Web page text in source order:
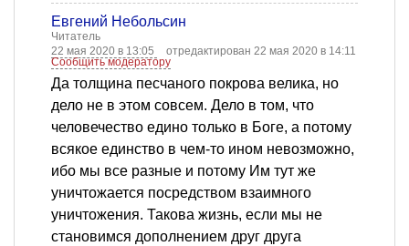
Евгений Небольсин
Читатель
22 мая 2020 в 13:05
отредактирован 22 мая 2020 в 14:11
Сообщить модератору
Да толщина песчаного покрова велика, но
дело не в этом совсем. Дело в том, что
человечество едино только в Боге, а потому
всякое единство в чем-то ином невозможно,
ибо мы все разные и потому Им тут же
уничтожается посредством взаимного
уничтожения. Такова жизнь, если мы не
становимся дополнением друг друга